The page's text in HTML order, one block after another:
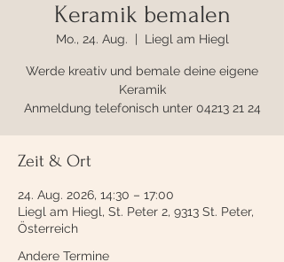
Keramik bemalen
Mo., 24. Aug. Liegl am Hiegl
Werde kreativ und bemale deine eigene
Keramik
Anmeldung telefonisch unter 04213 21 24
Zeit & Ort
24. Aug. 2026, 14:30 – 17:00
Liegl am Hiegl, St. Peter 2, 9313 St. Peter,
Österreich
Andere Termine